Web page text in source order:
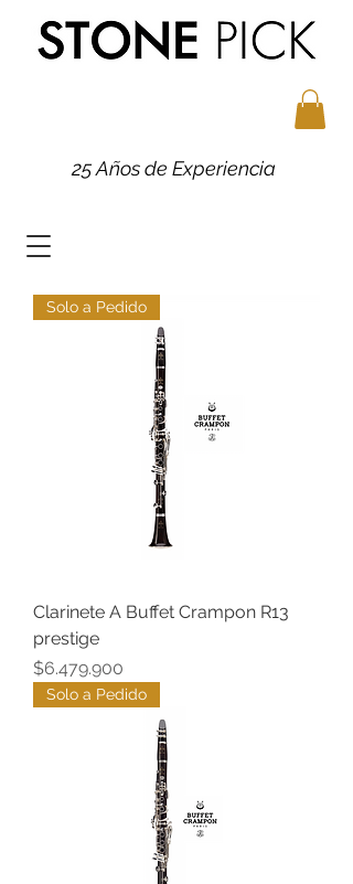
25 Años de Experiencia
Solo a Pedido
Clarinete A Buffet Crampon R13
prestige
Precio
$6.479.900
Solo a Pedido